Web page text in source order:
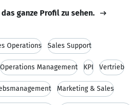
ganze Profil zu sehen.
Operations Sales Support
Operations Management KPI Vertrieb
Marketing & Sales